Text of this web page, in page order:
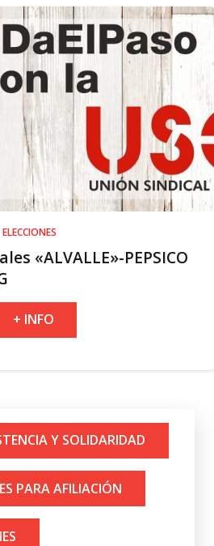
ELECCIONES
«ALVALLE»-PEPSICO
+ INFO
Y SOLIDARIDAD
PARA AFILIACIÓN